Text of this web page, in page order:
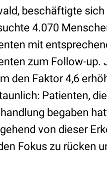
beschäftigte
4.070
mit
zum Follow-up.
den Faktor 4,6
Patienten,
begaben
von dieser
Fokus zu rücken